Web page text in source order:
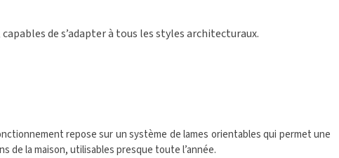
de s’adapter à tous les styles architecturaux.
repose sur un système de lames orientables qui permet une
de la maison, utilisables presque toute l’année.